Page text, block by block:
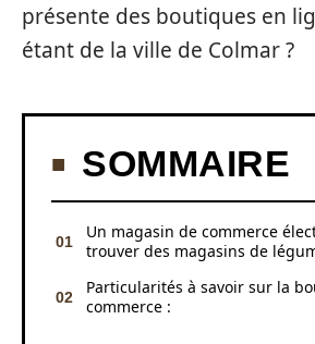
présente des boutiques en
étant de la ville de Colmar ?
SOMMAIRE
Un magasin de commerce
trouver des magasins de
Particularités à savoir sur la
commerce :